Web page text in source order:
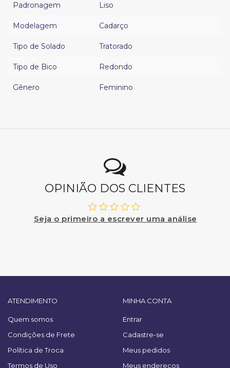
Padronagem Liso
Modelagem Cadarço
Tipo de Solado Tratorado
Tipo de Bico Redondo
Gênero Feminino
OPINIÃO DOS CLIENTES
Seja o primeiro a escrever uma análise
ATENDIMENTO
Quem somos
Condições de Frete
Política de Troca
Termos de Uso
MINHA CONTA
Entrar
Cadastre-se
Meus pedidos
Meus endereços